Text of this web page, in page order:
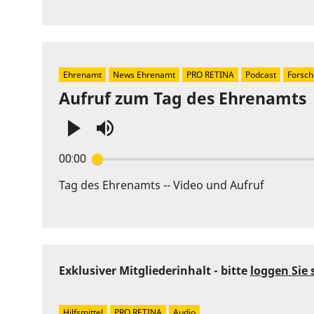
slider.
Aufruf zum Tag des Ehrenamts
00:00
Enter
or
slider.
Tag des Ehrenamts -- Video und Aufruf
Ehrenamt News Ehrenamt PRO RETINA Podcast
Exklusiver Mitgliederinhalt - bitte loggen Sie